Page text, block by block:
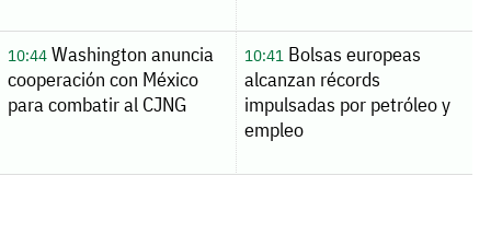
10:44Washington anuncia
cooperación con México
para combatir al CJNG
10:41 Bolsas europeas
alcanzan récords
impulsadas por petróleo y
empleo